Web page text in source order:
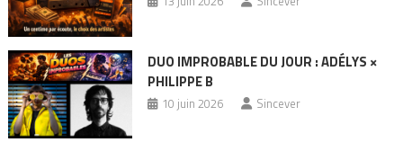
DUO IMPROBABLE DU JOUR : ADÉLYS ×
PHILIPPE B
10 juin 2026 Sincever